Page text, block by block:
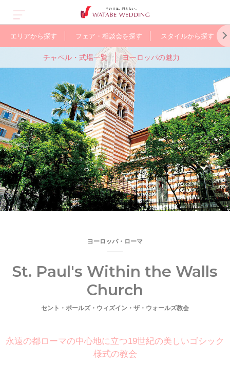
エリアから探す フェア・相談会を探す スタイルから探す
オーストラリア ヨーロッパ
アル
人気のガーデン
ウェディング
少人数で
アットホームに
WEB限定の
お得なプラン
チャペル・式場一覧 ヨーロッパの魅力
ヨーロッパ・ローマ
St. Paul's Within the Walls
Church
セント・ポールズ・ウィズイン・ザ・ウォールズ教会
永遠の都ローマの中心地に立つ19世紀の美しいゴシック
様式の教会